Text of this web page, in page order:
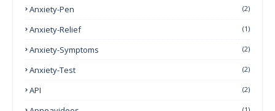
Anxiety-Pen (2)
Anxiety-Relief (1)
Anxiety-Symptoms (2)
Anxiety-Test (2)
API (2)